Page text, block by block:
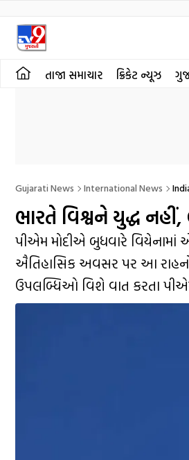
તાજા સમાચાર ક્રિકેટ ન્યૂઝ
Gujarati News International News
ભારતે વિશ્વને યુદ્ધ
પીએમ મોદીએ બુધવારે વિયેનામાં
ઐતિહાસિક અવસર પર આ રાહનો
ઉપલબ્ધિઓ વિશે વાત કરતા